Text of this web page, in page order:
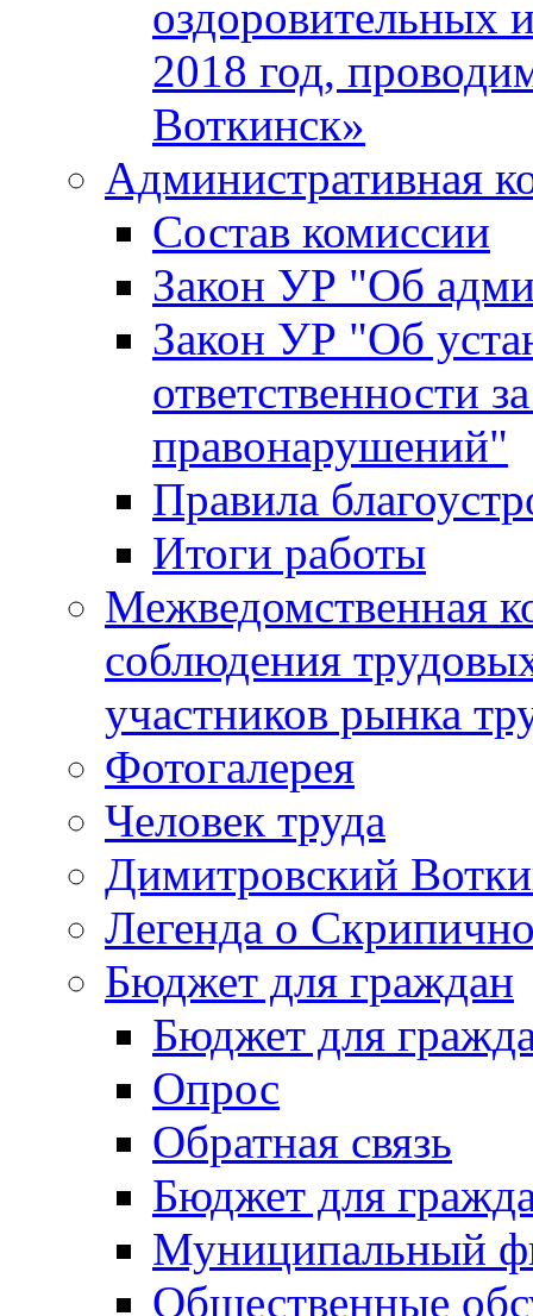
оздоровительных
2018 год,
Воткинск»
Административная
Состав комиссии
Закон УР "Об
Закон УР "Об
ответственности
правонарушений"
Правила
Итоги работы
Межведомственная
соблюдения
участников рынка
Фотогалерея
Человек труда
Димитровский
Легенда о
Бюджет для граждан
Бюджет для
Опрос
Обратная связь
Бюджет для
Муниципальный
Общественные